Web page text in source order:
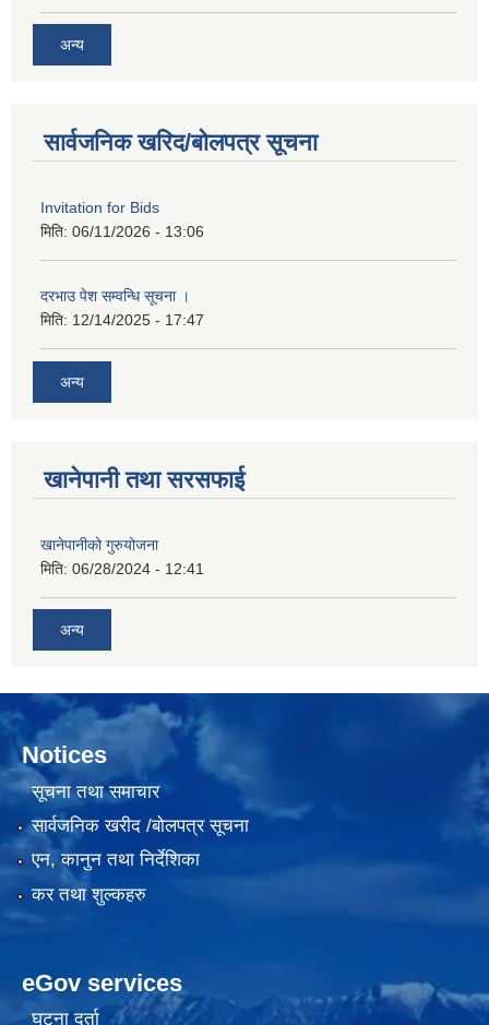
अन्य
सार्वजनिक खरिद/बोलपत्र सूचना
Invitation for Bids
मिति: 06/11/2026 - 13:06
दरभाउ पेश सम्वन्धि सूचना ।
मिति: 12/14/2025 - 17:47
अन्य
खानेपानी तथा सरसफाई
खानेपानीको गुरुयोजना
मिति: 06/28/2024 - 12:41
अन्य
Notices
सूचना तथा समाचार
सार्वजनिक खरीद /बोलपत्र सूचना
एन, कानुन तथा निर्देशिका
कर तथा शुल्कहरु
eGov services
घटना दर्ता